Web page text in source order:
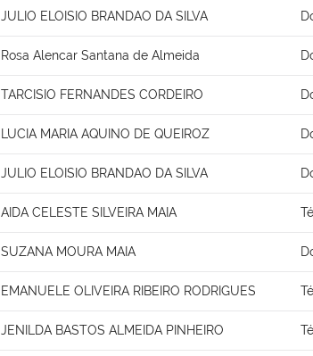
JULIO ELOISIO BRANDAO DA SILVA
Rosa Alencar Santana de Almeida
TARCISIO FERNANDES CORDEIRO
LUCIA MARIA AQUINO DE QUEIROZ
JULIO ELOISIO BRANDAO DA SILVA
AIDA CELESTE SILVEIRA MAIA
SUZANA MOURA MAIA
EMANUELE OLIVEIRA RIBEIRO RODRIGUES
JENILDA BASTOS ALMEIDA PINHEIRO